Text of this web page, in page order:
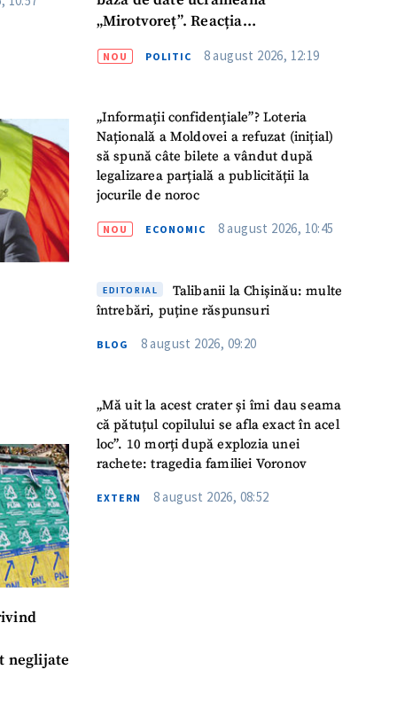
neglijate
„Mirotvoreț”. Reacția
NOU POLITIC 8 august 2026, 12:19
„Informații confidențiale”? Loteria
Națională a Moldovei a refuzat (inițial)
să spună câte bilete a vândut după
legalizarea parțială a publicității la
jocurile de noroc
NOU ECONOMIC 8 august 2026, 10:45
EDITORIAL
Talibanii la Chișinău: multe
întrebări, puține răspunsuri
BLOG 8 august 2026, 09:20
„Mă uit la acest crater și îmi dau seama
că pătuțul copilului se afla exact în acel
loc”. 10 morți după explozia unei
rachete: tragedia familiei Voronov
EXTERN 8 august 2026, 08:52